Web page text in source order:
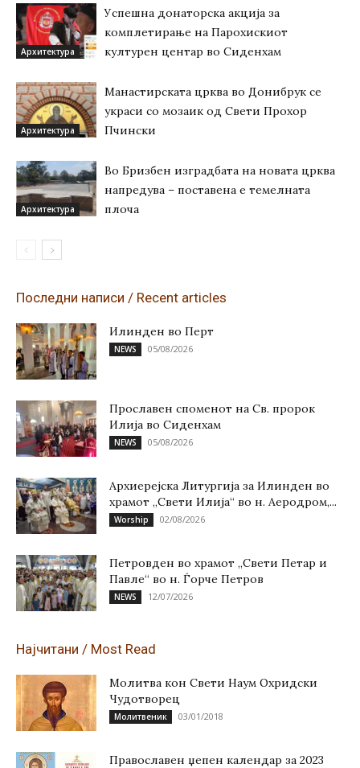
Архитектура
Успешна донаторска акција за
комплетирање на Парохискиот
културен центар во Сиденхам
Архитектура
Манастирската црква во Донибрук се
украси со мозаик од Свети Прохор
Пчински
Архитектура
Во Бризбен изградбата на новата црква
напредува – поставена е темелната
плоча
Последни написи / Recent articles
Илинден во Перт
NEWS 05/08/2026
Прославен споменот на Св. пророк
Илија во Сиденхам
NEWS 05/08/2026
Архиерејска Литургија за Илинден во
храмот „Свети Илија“ во н. Аеродром,...
Worship 02/08/2026
Петровден во храмот „Свети Петар и
Павле“ во н. Ѓорче Петров
NEWS 12/07/2026
Најчитани / Most Read
Молитва кон Свети Наум Охридски
Чудотворец
Молитвеник 03/01/2018
Православен џепен календар за 2023